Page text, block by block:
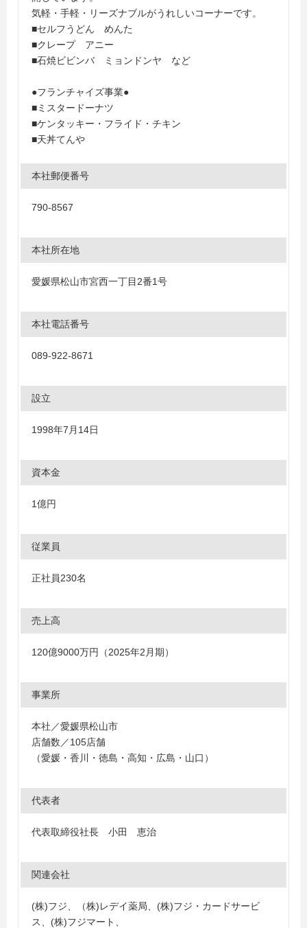
気軽・手軽・リーズナブルがうれしいコーナーです。
■セルフうどん めんた
■クレープ アニー
■石焼ビビンバ ミョンドンヤ など
●フランチャイズ事業●
■ミスタードーナツ
■ケンタッキー・フライド・チキン
■天丼てんや
本社郵便番号
790-8567
本社所在地
愛媛県松山市宮西一丁目2番1号
本社電話番号
089-922-8671
設立
1998年7月14日
資本金
1億円
従業員
正社員230名
売上高
120億9000万円（2025年2月期）
事業所
本社／愛媛県松山市
店舗数／105店舗
（愛媛・香川・徳島・高知・広島・山口）
代表者
代表取締役社長 小田 恵治
関連会社
(株)フジ、（株)レデイ薬局、(株)フジ・カードサービ
ス、(株)フジマート、